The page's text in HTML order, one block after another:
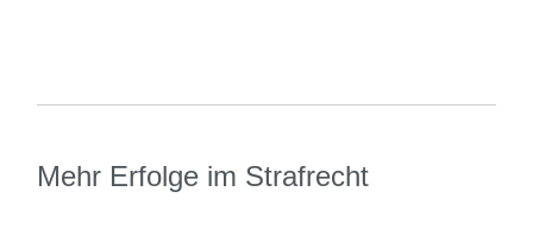
Mehr Erfolge im Strafrecht